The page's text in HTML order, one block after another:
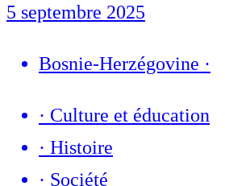
5 septembre 2025
Bosnie-Herzégovine ·
· Culture et éducation
· Histoire
· Société